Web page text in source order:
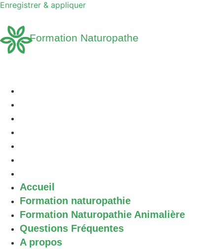
Enregistrer & appliquer
Formation Naturopathe
Accueil
Formation naturopathie
Formation Naturopathie Animalière
Questions Fréquentes
A propos